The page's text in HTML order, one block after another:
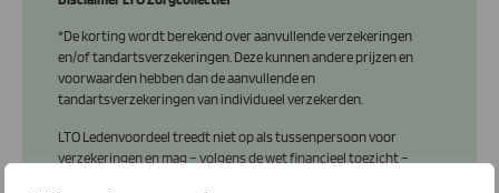
*De korting wordt berekend over aanvullende verzekeringen
en/of tandartsverzekeringen. Deze kunnen andere prijzen en
voorwaarden hebben dan de aanvullende en
tandartsverzekeringen van individueel verzekerden.
LTO Ledenvoordeel treedt niet op als tussenpersoon voor
verzekeringen en mag – volgens de wet financieel toezicht –